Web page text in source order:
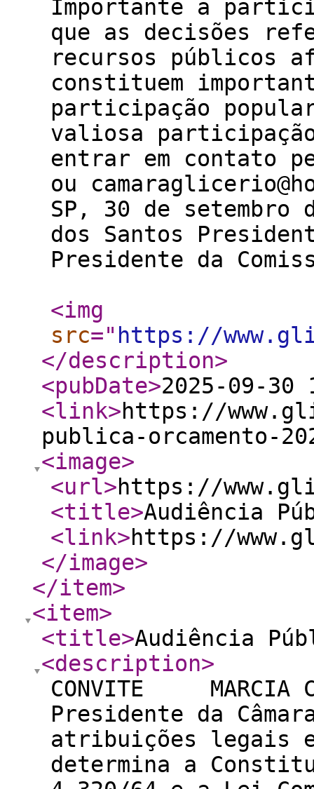
Importante a
que as decisões
recursos públicos
constituem
participação
valiosa
entrar em contato
ou
SP, 30 de
dos Santos
Presidente da
<img
src=" https://
</description>
<pubDate>2025-09-30
<link>https://
publica-orcamento-
<image>
<url>https://
<title>Audiência
<link>https://
</image>
</item>
<item>
<title>Audiência
<description>
CONVITE MARCIA
Presidente da
atribuições legais
determina a